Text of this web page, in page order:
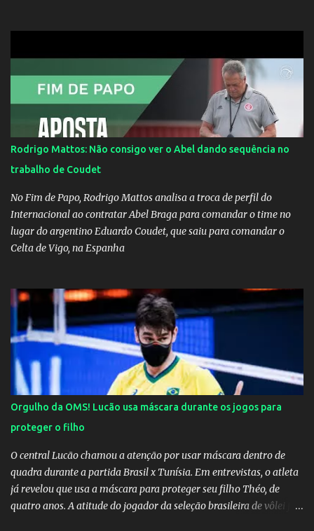
Rodrigo Mattos: Não consigo ver o Abel dando sequência no
trabalho de Coudet
No Fim de Papo, Rodrigo Mattos analisa a troca de perfil do
Internacional ao contratar Abel Braga para comandar o time no
lugar do argentino Eduardo Coudet, que saiu para comandar o
Celta de Vigo, na Espanha
Orgulho da OMS! Lucão usa máscara durante os jogos para
proteger o filho
O central Lucão chamou a atenção por usar máscara dentro de
quadra durante a partida Brasil x Tunísia. Em entrevistas, o atleta
já revelou que usa a máscara para proteger seu filho Théo, de
quatro anos. A atitude do jogador da seleção brasileira de vôlei foi